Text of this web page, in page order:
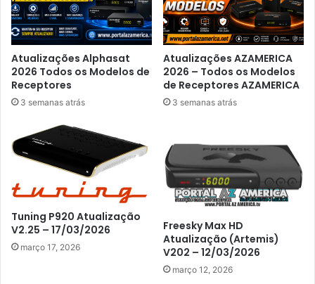
Atualizações Alphasat
2026 Todos os Modelos de
Receptores
3 semanas atrás
Atualizações AZAMERICA
2026 – Todos os Modelos
de Receptores AZAMERICA
3 semanas atrás
Tuning P920 Atualização
V2.25 – 17/03/2026
março 17, 2026
Freesky Max HD
Atualização (Artemis)
V202 – 12/03/2026
março 12, 2026